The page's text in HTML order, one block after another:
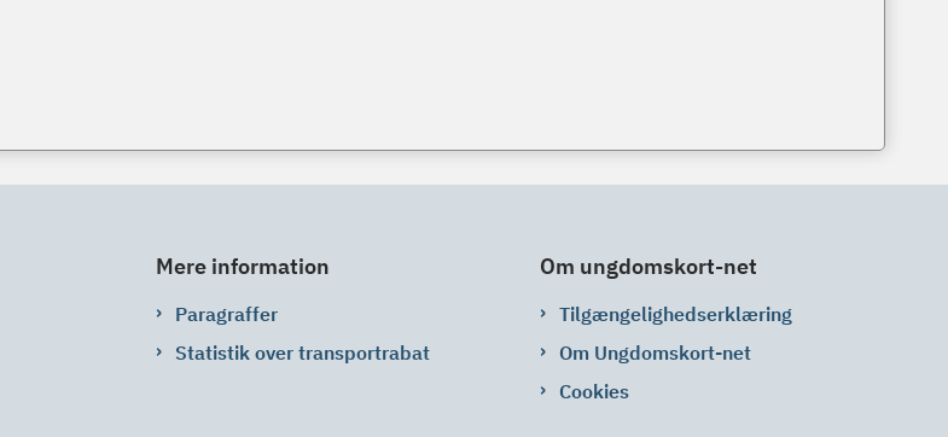
Mere information
Paragraffer
Statistik over transportrabat
Om ungdomskort-net
Tilgængelighedserklæring
Om Ungdomskort-net
Cookies